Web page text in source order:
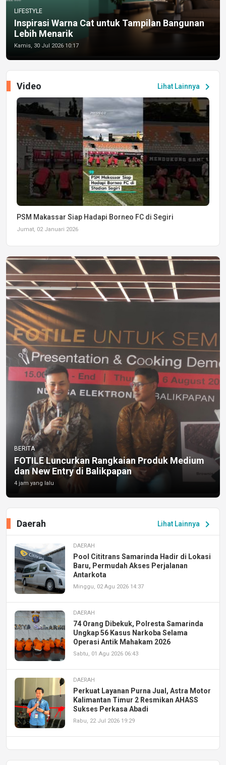
LIFESTYLE
Inspirasi Warna Cat untuk Tampilan Bangunan
Lebih Menarik
Kamis, 30 Jul 2026 10:17
Lihat Lainnya chevron_right
Video
PSM Makassar Siap Hadapi Borneo FC di Segiri
Jumat, 02 Januari 2026
BERITA
FOTILE Luncurkan Rangkaian Produk Medium
dan New Entry di Balikpapan
4 jam yang lalu
Lihat Lainnya chevron_right
Daerah
DAERAH
Pool Cititrans Samarinda Hadir di Lokasi
Baru, Permudah Akses Perjalanan
Antarkota
Minggu, 02 Agu 2026 14:37
DAERAH
74 Orang Dibekuk, Polresta Samarinda
Ungkap 56 Kasus Narkoba Selama
Operasi Antik Mahakam 2026
Sabtu, 01 Agu 2026 06:43
DAERAH
Perkuat Layanan Purna Jual, Astra Motor
Kalimantan Timur 2 Resmikan AHASS
Sukses Perkasa Abadi
Rabu, 22 Jul 2026 19:29